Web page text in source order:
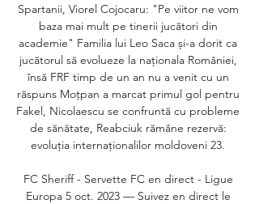
Spartanii, Viorel Cojocaru: "Pe viitor ne vom
baza mai mult pe tinerii jucători din
academie" Familia lui Leo Saca și-a dorit ca
jucătorul să evolueze la naționala României,
însă FRF timp de un an nu a venit cu un
răspuns Moțpan a marcat primul gol pentru
Fakel, Nicolaescu se confruntă cu probleme
de sănătate, Reabciuk rămâne rezervă:
evoluția internaționalilor moldoveni 23.
FC Sheriff - Servette FC en direct - Ligue
Europa 5 oct. 2023 — Suivez en direct le